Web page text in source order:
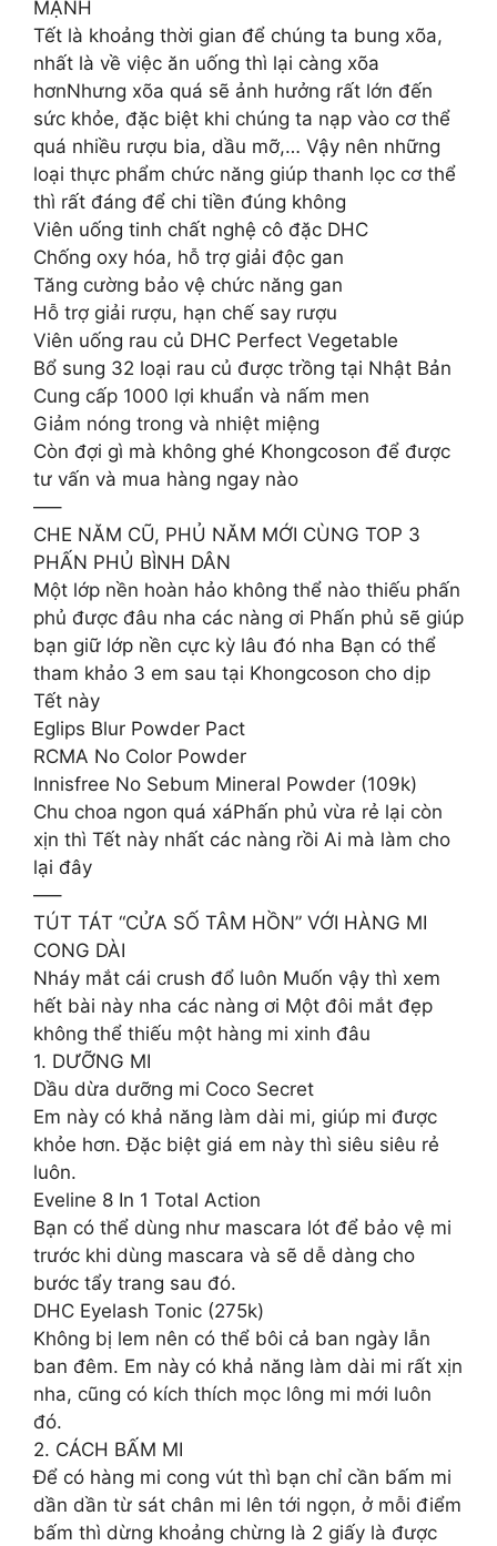
MẠNH
Tết là khoảng thời gian để chúng ta bung xõa,
nhất là về việc ăn uống thì lại càng xõa
hơnNhưng xõa quá sẽ ảnh hưởng rất lớn đến
sức khỏe, đặc biệt khi chúng ta nạp vào cơ thể
quá nhiều rượu bia, dầu mỡ,… Vậy nên những
loại thực phẩm chức năng giúp thanh lọc cơ thể
thì rất đáng để chi tiền đúng không
Viên uống tinh chất nghệ cô đặc DHC
Chống oxy hóa, hỗ trợ giải độc gan
Tăng cường bảo vệ chức năng gan
Hỗ trợ giải rượu, hạn chế say rượu
Viên uống rau củ DHC Perfect Vegetable
Bổ sung 32 loại rau củ được trồng tại Nhật Bản
Cung cấp 1000 lợi khuẩn và nấm men
Giảm nóng trong và nhiệt miệng
Còn đợi gì mà không ghé Khongcoson để được
tư vấn và mua hàng ngay nào
—–
CHE NĂM CŨ, PHỦ NĂM MỚI CÙNG TOP 3
PHẤN PHỦ BÌNH DÂN
Một lớp nền hoàn hảo không thể nào thiếu phấn
phủ được đâu nha các nàng ơi Phấn phủ sẽ giúp
bạn giữ lớp nền cực kỳ lâu đó nha Bạn có thể
tham khảo 3 em sau tại Khongcoson cho dịp
Tết này
Eglips Blur Powder Pact
RCMA No Color Powder
Innisfree No Sebum Mineral Powder (109k)
Chu choa ngon quá xáPhấn phủ vừa rẻ lại còn
xịn thì Tết này nhất các nàng rồi Ai mà làm cho
lại đây
—–
TÚT TÁT “CỬA SỐ TÂM HỒN” VỚI HÀNG MI
CONG DÀI
Nháy mắt cái crush đổ luôn Muốn vậy thì xem
hết bài này nha các nàng ơi Một đôi mắt đẹp
không thể thiếu một hàng mi xinh đâu
1. DƯỠNG MI
Dầu dừa dưỡng mi Coco Secret
Em này có khả năng làm dài mi, giúp mi được
khỏe hơn. Đặc biệt giá em này thì siêu siêu rẻ
luôn.
Eveline 8 In 1 Total Action
Bạn có thể dùng như mascara lót để bảo vệ mi
trước khi dùng mascara và sẽ dễ dàng cho
bước tẩy trang sau đó.
DHC Eyelash Tonic (275k)
Không bị lem nên có thể bôi cả ban ngày lẫn
ban đêm. Em này có khả năng làm dài mi rất xịn
nha, cũng có kích thích mọc lông mi mới luôn
đó.
2. CÁCH BẤM MI
Để có hàng mi cong vút thì bạn chỉ cần bấm mi
dần dần từ sát chân mi lên tới ngọn, ở mỗi điểm
bấm thì dừng khoảng chừng là 2 giấy là được